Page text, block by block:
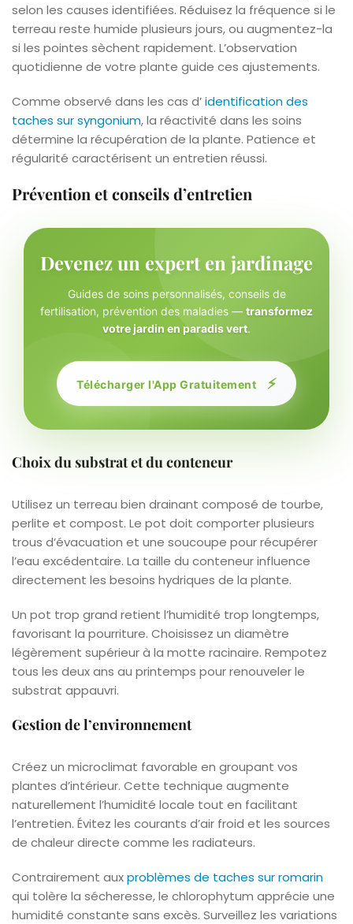
selon les causes identifiées. Réduisez la fréquence si le
terreau reste humide plusieurs jours, ou augmentez-la
si les pointes sèchent rapidement. L’observation
quotidienne de votre plante guide ces ajustements.
Comme observé dans les cas d’identification des
taches sur syngonium, la réactivité dans les soins
détermine la récupération de la plante. Patience et
régularité caractérisent un entretien réussi.
Prévention et conseils d’entretien
Devenez un expert en jardinage
Guides de soins personnalisés, conseils de
fertilisation, prévention des maladies — transformez
votre jardin en paradis vert.
Télécharger l'App Gratuitement ⚡
Choix du substrat et du conteneur
Utilisez un terreau bien drainant composé de tourbe,
perlite et compost. Le pot doit comporter plusieurs
trous d’évacuation et une soucoupe pour récupérer
l’eau excédentaire. La taille du conteneur influence
directement les besoins hydriques de la plante.
Un pot trop grand retient l’humidité trop longtemps,
favorisant la pourriture. Choisissez un diamètre
légèrement supérieur à la motte racinaire. Rempotez
tous les deux ans au printemps pour renouveler le
substrat appauvri.
Gestion de l’environnement
Créez un microclimat favorable en groupant vos
plantes d’intérieur. Cette technique augmente
naturellement l’humidité locale tout en facilitant
l’entretien. Évitez les courants d’air froid et les sources
de chaleur directe comme les radiateurs.
Contrairement auxproblèmes de taches sur romarin
qui tolère la sécheresse, le chlorophytum apprécie une
humidité constante sans excès. Surveillez les variations